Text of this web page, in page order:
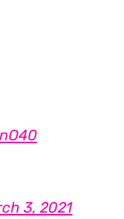
3, 2021